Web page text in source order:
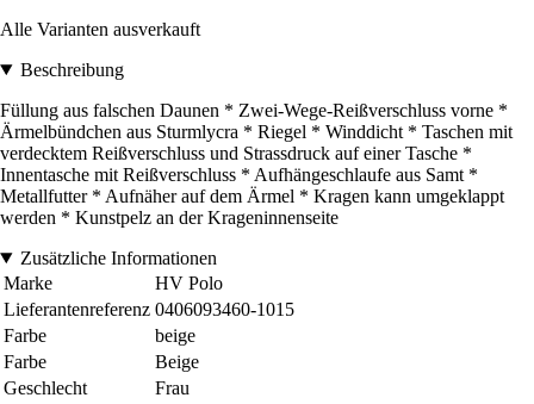
Alle Varianten ausverkauft
Beschreibung
Füllung aus falschen Daunen * Zwei-Wege-Reißverschluss vorne *
Ärmelbündchen aus Sturmlycra * Riegel * Winddicht * Taschen mit
verdecktem Reißverschluss und Strassdruck auf einer Tasche *
Innentasche mit Reißverschluss * Aufhängeschlaufe aus Samt *
Metallfutter * Aufnäher auf dem Ärmel * Kragen kann umgeklappt
werden * Kunstpelz an der Krageninnenseite
Zusätzliche Informationen
Marke
HV Polo
Lieferantenreferenz 0406093460-1015
Farbe
beige
Farbe
Beige
Geschlecht
Frau